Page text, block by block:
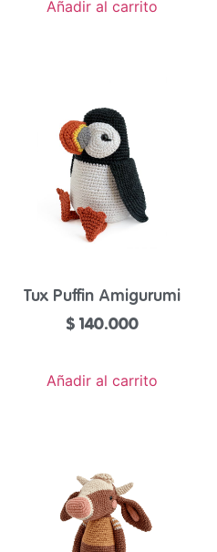
Añadir al carrito
Tux Puffin Amigurumi
$ 140.000
Añadir al carrito